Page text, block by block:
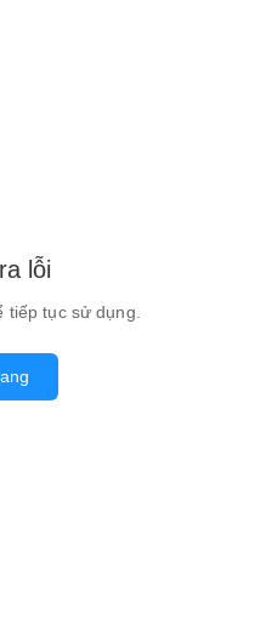
lỗi
tiếp tục sử dụng.